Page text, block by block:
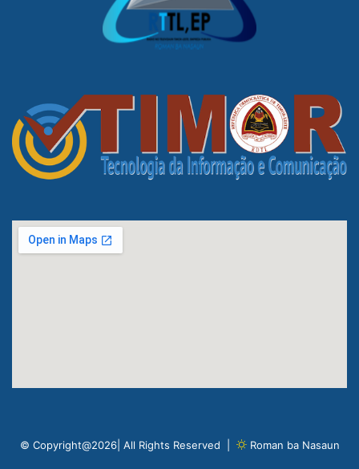
© Copyright@2026| All Rights Reserved | Roman ba Nasaun